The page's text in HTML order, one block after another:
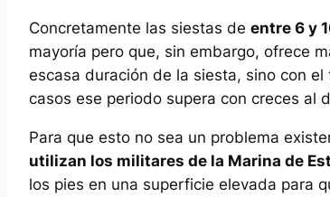
Concretamente las siestas de entre 6 y
mayoría pero que, sin embargo, ofrece
escasa duración de la siesta, sino con
casos ese periodo supera con creces al
Para que esto no sea un problema
utilizan los militares de la Marina de
los pies en una superficie elevada para